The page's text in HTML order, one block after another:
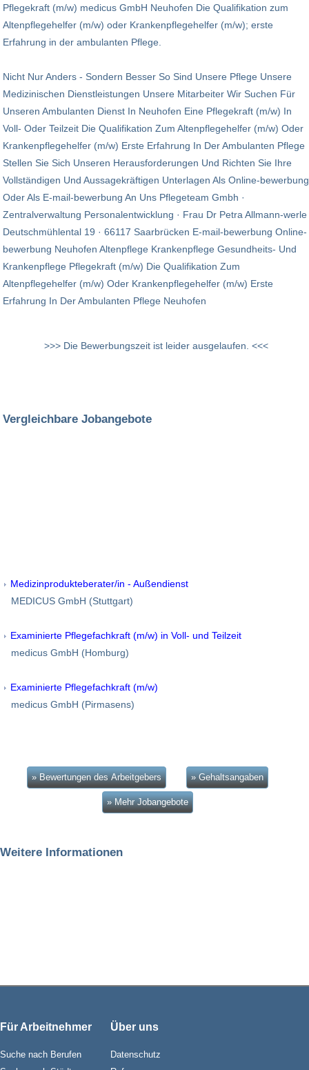
Pflegekraft (m/w) medicus GmbH Neuhofen Die Qualifikation zum
Altenpflegehelfer (m/w) oder Krankenpflegehelfer (m/w); erste
Erfahrung in der ambulanten Pflege.
Nicht Nur Anders - Sondern Besser So Sind Unsere Pflege Unsere
Medizinischen Dienstleistungen Unsere Mitarbeiter Wir Suchen Für
Unseren Ambulanten Dienst In Neuhofen Eine Pflegekraft (m/w) In
Voll- Oder Teilzeit Die Qualifikation Zum Altenpflegehelfer (m/w) Oder
Krankenpflegehelfer (m/w) Erste Erfahrung In Der Ambulanten Pflege
Stellen Sie Sich Unseren Herausforderungen Und Richten Sie Ihre
Vollständigen Und Aussagekräftigen Unterlagen Als Online-bewerbung
Oder Als E-mail-bewerbung An Uns Pflegeteam Gmbh ·
Zentralverwaltung Personalentwicklung · Frau Dr Petra Allmann-werle
Deutschmühlental 19 · 66117 Saarbrücken E-mail-bewerbung Online-
bewerbung Neuhofen Altenpflege Krankenpflege Gesundheits- Und
Krankenpflege Pflegekraft (m/w) Die Qualifikation Zum
Altenpflegehelfer (m/w) Oder Krankenpflegehelfer (m/w) Erste
Erfahrung In Der Ambulanten Pflege Neuhofen
>>> Die Bewerbungszeit ist leider ausgelaufen. <<<
Vergleichbare Jobangebote
Medizinprodukteberater/in - Außendienst
MEDICUS GmbH (Stuttgart)
Examinierte Pflegefachkraft (m/w) in Voll- und Teilzeit
medicus GmbH (Homburg)
Examinierte Pflegefachkraft (m/w)
medicus GmbH (Pirmasens)
» Bewertungen des Arbeitgebers » Gehaltsangaben
» Mehr Jobangebote
Weitere Informationen
Für Arbeitnehmer
Suche nach Berufen
Über uns
Datenschutz